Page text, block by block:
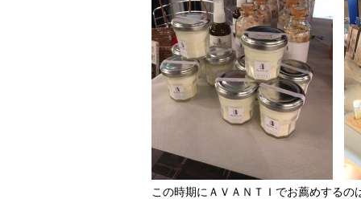
この時期にＡＶＡＮＴＩでお薦めするの